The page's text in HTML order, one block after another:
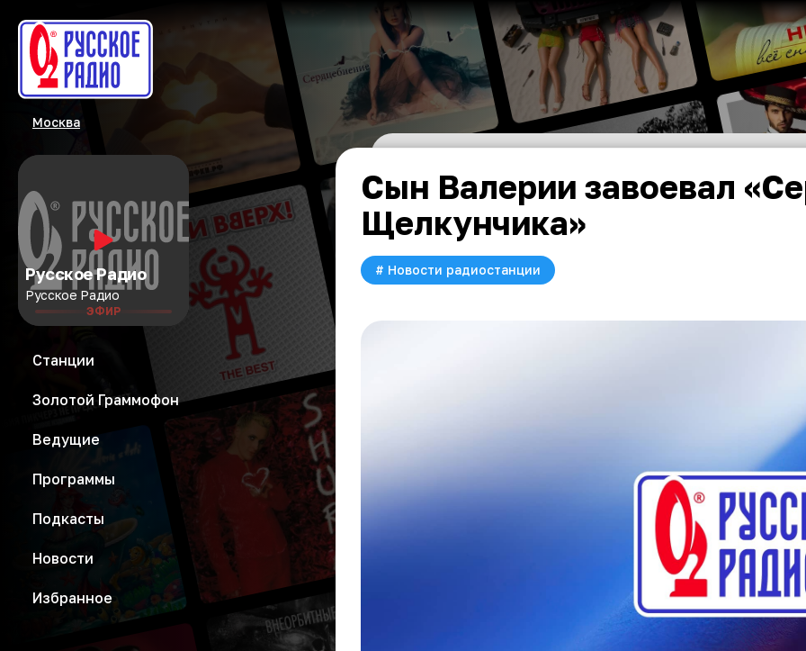
Москва
Русское Радио
Русское Радио
ЭФИР
Станции
Золотой Граммофон
Ведущие
Программы
Подкасты
Новости
Избранное
Сын Валерии завоевал
Щелкунчика»
# Новости радиостанции